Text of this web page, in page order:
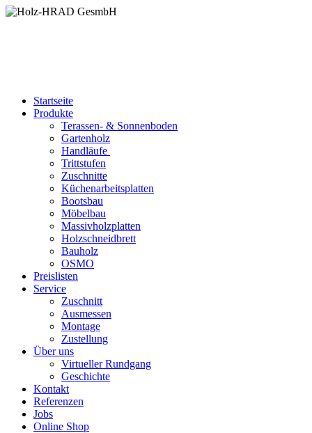
Startseite
Produkte
Terassen- & Sonnenboden
Gartenholz
Handläufe
Trittstufen
Zuschnitte
Küchenarbeitsplatten
Bootsbau
Möbelbau
Massivholzplatten
Holzschneidbrett
Bauholz
OSMO
Preislisten
Service
Zuschnitt
Ausmessen
Montage
Zustellung
Über uns
Virtueller Rundgang
Geschichte
Kontakt
Referenzen
Jobs
Online Shop